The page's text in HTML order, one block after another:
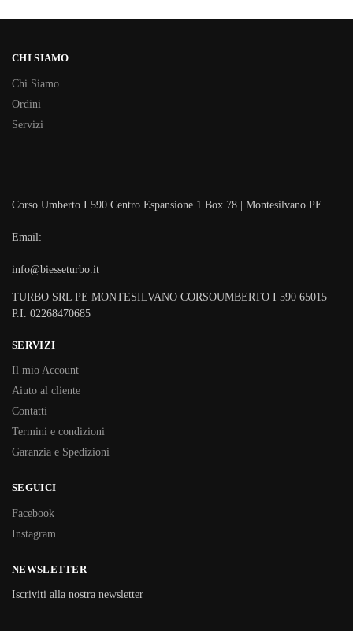
CHI SIAMO
Chi Siamo
Ordini
Servizi
Corso Umberto I 590 Centro Espansione 1 Box 78 | Montesilvano PE
Email:
info@biesseturbo.it
TURBO SRL PE MONTESILVANO CORSOUMBERTO I 590 65015
P.I. 02268470685
SERVIZI
Il mio Account
Aiuto al cliente
Contatti
Termini e condizioni
Garanzia e Spedizioni
SEGUICI
Facebook
Instagram
NEWSLETTER
Iscriviti alla nostra newsletter